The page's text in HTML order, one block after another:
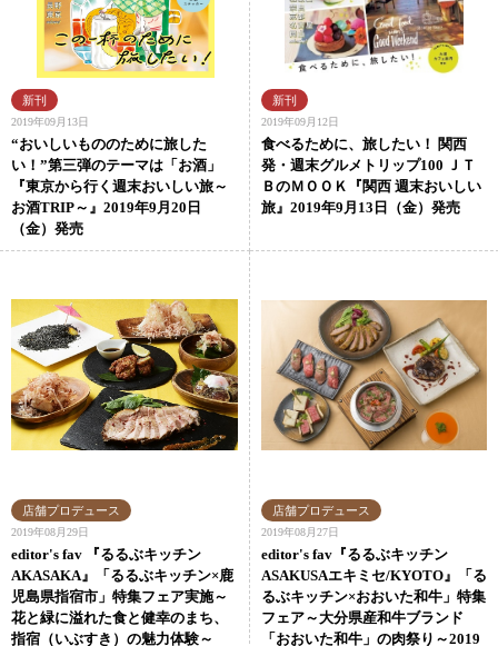
2019年09月13日
“おいしいもののために旅した
い！”第三弾のテーマは「お酒」
『東京から行く週末おいしい旅～
お酒TRIP～』2019年9月20日
（金）発売
2019年09月12日
食べるために、旅したい！ 関西
発・週末グルメトリップ100 ＪＴ
ＢのＭＯＯＫ『関西 週末おいしい
旅』2019年9月13日（金）発売
2019年08月29日
editor's fav 『るるぶキッチン
AKASAKA』「るるぶキッチン×鹿
児島県指宿市」特集フェア実施～
花と緑に溢れた食と健幸のまち、
指宿（いぶすき）の魅力体験～
2019年08月27日
editor's fav『るるぶキッチン
ASAKUSAエキミセ/KYOTO』「る
るぶキッチン×おおいた和牛」特集
フェア～大分県産和牛ブランド
「おおいた和牛」の肉祭り～2019